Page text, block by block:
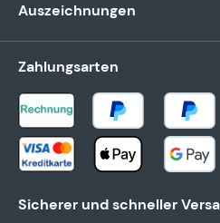
Auszeichnungen
Zahlungsarten
Sicherer und schneller